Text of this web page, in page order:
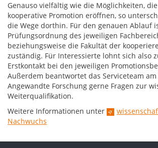
Genauso vielfältig wie die Möglichkeiten,
kooperative Promotion eröffnen, so
die Wege dorthin. Für den genauen Ablauf
Prüfungsordnung des jeweiligen
beziehungsweise die Fakultät der
zuständig. Für Interessierte lohnt sich also
Erstkontakt bei den jeweiligen
Außerdem beantwortet das Serviceteam am
Angewandte Forschung gerne Fragen zur
Weiterqualifikation.
Weitere Informationen unter
Nachwuchs